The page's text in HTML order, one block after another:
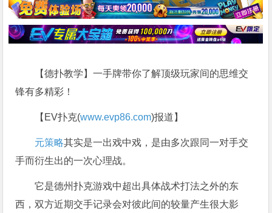
【德扑教学】一手牌带你了解顶级玩家间的思维交
锋有多精彩！
【EV扑克(www.evp86.com)报道】
元策略其实是一出戏中戏，是由多次跟同一对手交
手而衍生出的一次心理战。
它是德州扑克游戏中超出具体战术打法之外的东
西，双方近期交手记录会对彼此间的较量产生很大影